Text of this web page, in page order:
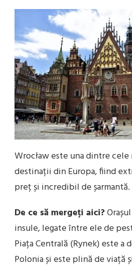
Wrocław este una dintre
destinații din Europa, fiind
preț și incredibil de șarmantă.
De ce să mergeți aici?
insule, legate între ele de
Piața Centrală (Rynek) este a
Polonia și este plină de viață